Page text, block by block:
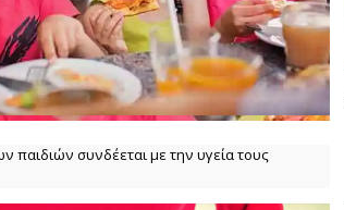
παιδιών συνδέεται με την υγεία τους